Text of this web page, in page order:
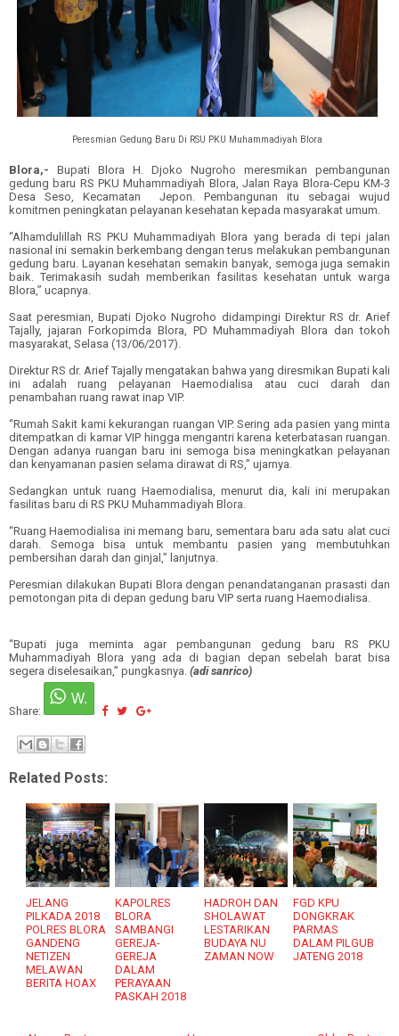
Peresmian Gedung Baru Di RSU PKU Muhammadiyah Blora
Blora,- Bupati Blora H. Djoko Nugroho meresmikan pembangunan
gedung baru RS PKU Muhammadiyah Blora, Jalan Raya Blora-Cepu KM-3
Desa Seso, Kecamatan Jepon. Pembangunan itu sebagai wujud
komitmen peningkatan pelayanan kesehatan kepada masyarakat umum.
“Alhamdulillah RS PKU Muhammadiyah Blora yang berada di tepi jalan
nasional ini semakin berkembang dengan terus melakukan pembangunan
gedung baru. Layanan kesehatan semakin banyak, semoga juga semakin
baik. Terimakasih sudah memberikan fasilitas kesehatan untuk warga
Blora,” ucapnya.
Saat peresmian, Bupati Djoko Nugroho didampingi Direktur RS dr. Arief
Tajally, jajaran Forkopimda Blora, PD Muhammadiyah Blora dan tokoh
masyarakat, Selasa (13/06/2017).
Direktur RS dr. Arief Tajally mengatakan bahwa yang diresmikan Bupati kali
ini adalah ruang pelayanan Haemodialisa atau cuci darah dan
penambahan ruang rawat inap VIP.
“Rumah Sakit kami kekurangan ruangan VIP. Sering ada pasien yang minta
ditempatkan di kamar VIP hingga mengantri karena keterbatasan ruangan.
Dengan adanya ruangan baru ini semoga bisa meningkatkan pelayanan
dan kenyamanan pasien selama dirawat di RS,” ujarnya.
Sedangkan untuk ruang Haemodialisa, menurut dia, kali ini merupakan
fasilitas baru di RS PKU Muhammadiyah Blora.
“Ruang Haemodialisa ini memang baru, sementara baru ada satu alat cuci
darah. Semoga bisa untuk membantu pasien yang membutuhkan
pembersihan darah dan ginjal,” lanjutnya.
Peresmian dilakukan Bupati Blora dengan penandatanganan prasasti dan
pemotongan pita di depan gedung baru VIP serta ruang Haemodialisa.
“Bupati juga meminta agar pembangunan gedung baru RS PKU
Muhammadiyah Blora yang ada di bagian depan sebelah barat bisa
segera diselesaikan,” pungkasnya. (adi sanrico)
Share:
Related Posts:
JELANG
PILKADA 2018
POLRES BLORA
GANDENG
NETIZEN
MELAWAN
BERITA HOAX
KAPOLRES
BLORA
SAMBANGI
GEREJA-
GEREJA
DALAM
PERAYAAN
PASKAH 2018
HADROH DAN
SHOLAWAT
LESTARIKAN
BUDAYA NU
ZAMAN NOW
FGD KPU
DONGKRAK
PARMAS
DALAM PILGUB
JATENG 2018